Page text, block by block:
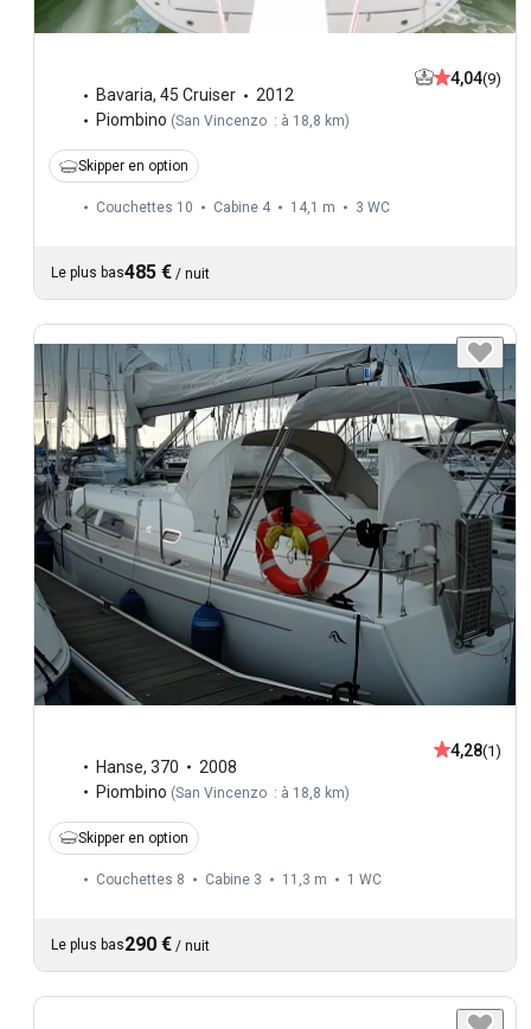
Bavaria, 45 Cruiser
2012
Piombino (San Vincenzo : à 18,8 km)
4,04(9)
Skipper en option
Couchettes 10 Cabine 4 14,1 m 3 WC
Le plus bas485 € / nuit
Hanse, 370
2008
Piombino (San Vincenzo : à 18,8 km)
4,28(1)
Skipper en option
Couchettes 8 Cabine 3 11,3 m 1 WC
Le plus bas290 € / nuit